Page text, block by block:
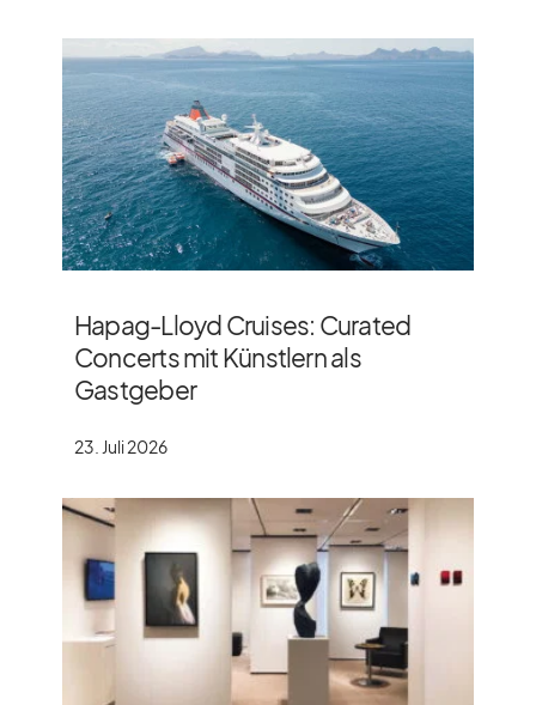
Hapag-Lloyd Cruises: Curated
Concerts mit Künstlern als
Gastgeber
23. Juli 2026